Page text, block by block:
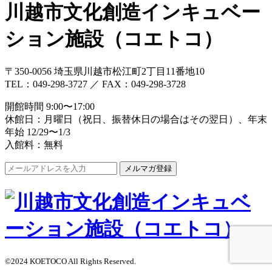
川越市文化創造インキュベー
ション施設（コエトコ）
〒350-0056 埼玉県川越市松江町2丁目11番地10
TEL：049-298-3727 ／ FAX：049-298-3728
開館時間 9:00〜17:00
休館日：月曜日（祝日、振替休日の場合はその翌日）、年末
年始 12/29〜1/3
入館料：無料
©2024 KOETOCO All Rights Reserved.